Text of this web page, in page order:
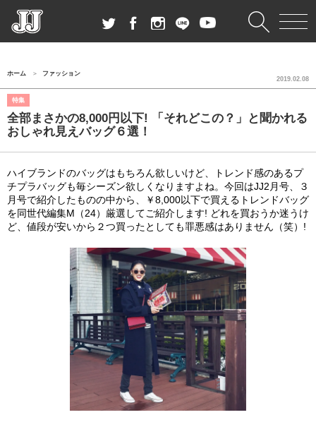
ホーム ファッション
特集
全部まさかの8,000円以下! 「それどこの？」と聞かれる
おしゃれ見えバッグ６選！
2019.02.08
ハイブランドのバッグはもちろん欲しいけど、トレンド感のあるプ
チプラバッグも毎シーズン欲しくなりますよね。今回はJJ2月号、３
月号で紹介したものの中から、￥8,000以下で買えるトレンドバッグ
を同世代編集M（24）厳選してご紹介します! どれを買おうか迷うけ
ど、値段が安いから２つ買ったとしても罪悪感はありません（笑）!